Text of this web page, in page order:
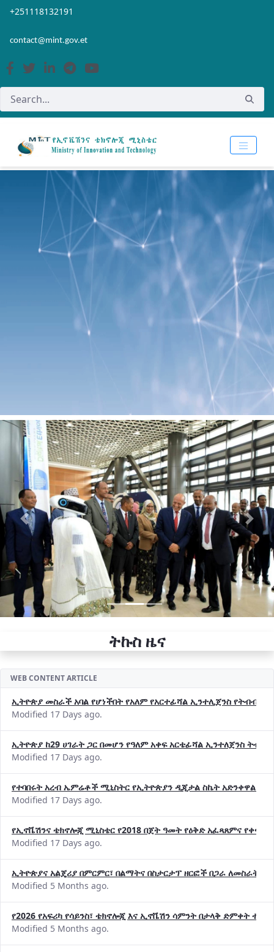
Skip to Main Content
Open Accessibility Menu
+251118132191
contact@mint.gov.et
Previous Next
ትኩስ ዜና
WEB CONTENT ARTICLE
ኢትዮጵያ መስራች አባል የሆነችበት የአለም የአርተፊሻል ኢንተሊጀንስ የትብብር
Modified 17 Days ago.
ኢትዮጵያ ከ29 ሀገራት ጋር በመሆን የዓለም አቀፍ አርቴፊሻል ኢንተለጀንስ
Modified 17 Days ago.
የተባበሩት አረብ ኤምሬቶች ሚኒስትር የኢትዮጵያን ዲጂታል ስኬት አድንቀዋል
Modified 17 Days ago.
የኢኖቬሽንና ቴክኖሎጂ ሚኒስቴር የ2018 በጀት ዓመት የዕቅድ አፈጻጸምና
Modified 17 Days ago.
ኢትዮጵያና አልጄሪያ በምርምር፣ በልማትና በስታርታፕ ዘርፎች በጋራ ለመስራት
Modified 5 Months ago.
የ2026 የአፍሪካ የሳይንስ፣ ቴክኖሎጂ እና ኢኖቬሽን ሳምንት በታላቅ ድምቀት
Modified 5 Months ago.